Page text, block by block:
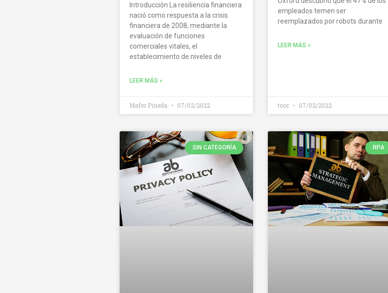
Introducción La resiliencia financiera
nació como respuesta a la crisis
financiera de 2008, mediante la
evaluación de funciones
comerciales vitales, el
establecimiento de niveles de
LEER MÁS »
Mafer Pineda 07/02/2022
empleados temen ser
reemplazados por robots durante
LEER MÁS »
toor 07/02/2022
SIN CATEGORÍA RPA